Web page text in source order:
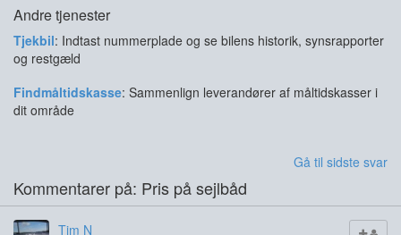
Andre tjenester
Tjekbil: Indtast nummerplade og se bilens historik, synsrapporter
og restgæld
Findmåltidskasse: Sammenlign leverandører af måltidskasser i
dit område
Gå til sidste svar
Kommentarer på: Pris på sejlbåd
Tim N